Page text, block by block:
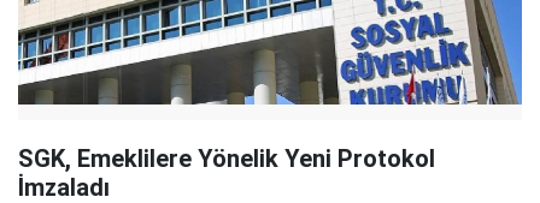
SGK, Emeklilere Yönelik Yeni Protokol
İmzaladı